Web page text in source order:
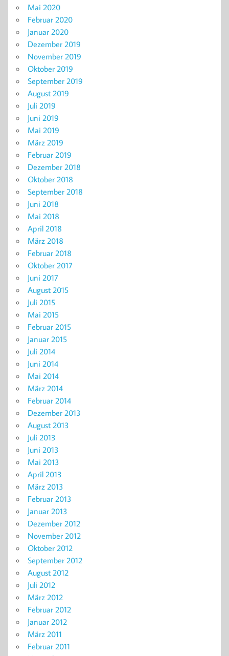
Mai 2020
Februar 2020
Januar 2020
Dezember 2019
November 2019
Oktober 2019
September 2019
August 2019
Juli 2019
Juni 2019
Mai 2019
März 2019
Februar 2019
Dezember 2018
Oktober 2018
September 2018
Juni 2018
Mai 2018
April 2018
März 2018
Februar 2018
Oktober 2017
Juni 2017
August 2015
Juli 2015
Mai 2015
Februar 2015
Januar 2015
Juli 2014
Juni 2014
Mai 2014
März 2014
Februar 2014
Dezember 2013
August 2013
Juli 2013
Juni 2013
Mai 2013
April 2013
März 2013
Februar 2013
Januar 2013
Dezember 2012
November 2012
Oktober 2012
September 2012
August 2012
Juli 2012
März 2012
Februar 2012
Januar 2012
März 2011
Februar 2011